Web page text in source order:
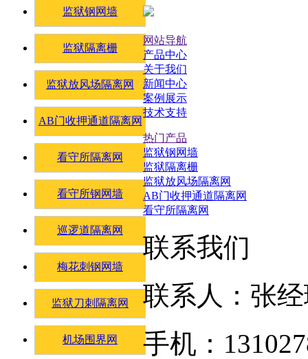
监狱钢网墙
监狱隔离栅
监狱放风场隔离网
AB门收押通道隔离网
看守所隔离网
看守所钢网墙
巡逻道隔离网
梅花刺钢网墙
监狱刀刺隔离网
机场围界网
网站导航
产品中心
关于我们
新闻中心
案例展示
技术支持
热门产品
监狱钢网墙
监狱隔离栅
监狱放风场隔离网
AB门收押通道隔离网
看守所隔离网
联系我们
联系人：张
手机：